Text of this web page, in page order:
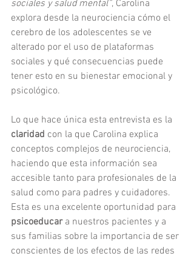
sociales y salud mental”, Carolina
explora desde la neurociencia cómo el
cerebro de los adolescentes se ve
alterado por el uso de plataformas
sociales y qué consecuencias puede
tener esto en su bienestar emocional y
psicológico.
Lo que hace única esta entrevista es la
claridad con la que Carolina explica
conceptos complejos de neurociencia,
haciendo que esta información sea
accesible tanto para profesionales de la
salud como para padres y cuidadores.
Esta es una excelente oportunidad para
psicoeducar a nuestros pacientes y a
sus familias sobre la importancia de ser
conscientes de los efectos de las redes